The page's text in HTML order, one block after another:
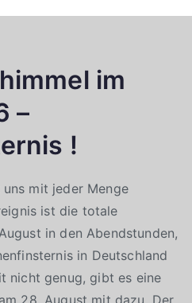
im
–
!
mit jeder Menge
ist die totale
in den Abendstunden,
in Deutschland
nicht genug, gibt es eine